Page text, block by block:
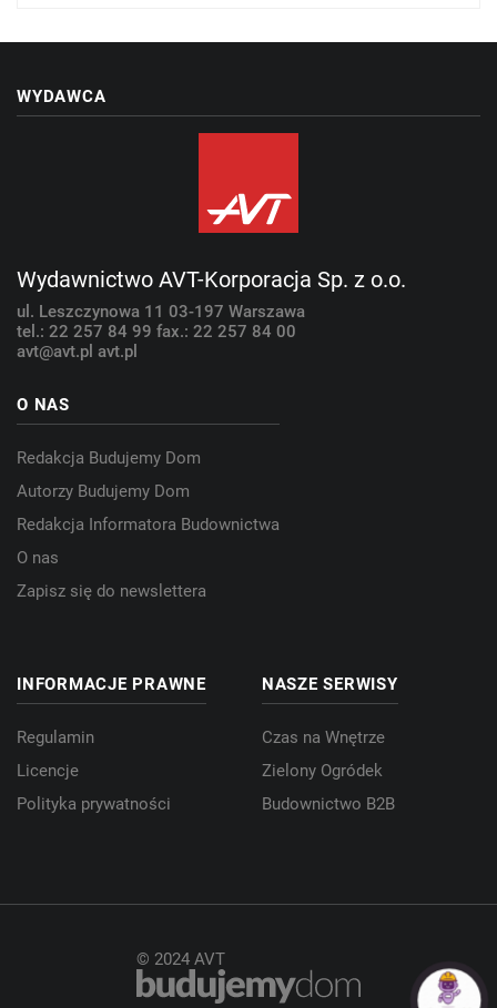
WYDAWCA
Wydawnictwo AVT-Korporacja Sp. z o.o.
ul. Leszczynowa 11 03-197 Warszawa
tel.: 22 257 84 99 fax.: 22 257 84 00
avt@avt.pl avt.pl
O NAS
Redakcja Budujemy Dom
Autorzy Budujemy Dom
Redakcja Informatora Budownictwa
O nas
Zapisz się do newslettera
INFORMACJE PRAWNE
Regulamin
Licencje
Polityka prywatności
NASZE SERWISY
Czas na Wnętrze
Zielony Ogródek
Budownictwo B2B
© 2024 AVT